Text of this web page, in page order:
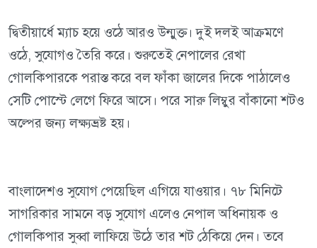
দ্বিতীয়ার্ধে ম্যাচ হয়ে ওঠে আরও উন্মুক্ত। দুই দলই আক্রমণে
ওঠে, সুযোগও তৈরি করে। শুরুতেই নেপালের রেখা
গোলকিপারকে পরাস্ত করে বল ফাঁকা জালের দিকে পাঠালেও
সেটি পোস্টে লেগে ফিরে আসে। পরে সারু লিম্বুর বাঁকানো শটও
অল্পের জন্য লক্ষ্যভ্রষ্ট হয়।
বাংলাদেশও সুযোগ পেয়েছিল এগিয়ে যাওয়ার। ৭৮ মিনিটে
সাগরিকার সামনে বড় সুযোগ এলেও নেপাল অধিনায়ক ও
গোলকিপার সুব্বা লাফিয়ে উঠে তার শট ঠেকিয়ে দেন। তবে